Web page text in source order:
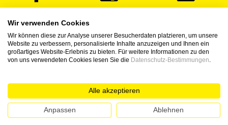
© 2026 NWB Verlag
AGB DATENSCHUTZ IMPRESSUM
TDM-
REDAKTIONSRICHTLINIE
ERKLÄRUNG ZUR
BARRIEREFREIHEIT
Wir verwenden Cookies
Wir können diese zur Analyse unserer Besucherdaten platzieren, um unsere
Website zu verbessern, personalisierte Inhalte anzuzeigen und Ihnen ein
großartiges Website-Erlebnis zu bieten. Für weitere Informationen zu den
von uns verwendeten Cookies lesen Sie die Datenschutz-Bestimmungen.
Alle akzeptieren
Anpassen Ablehnen